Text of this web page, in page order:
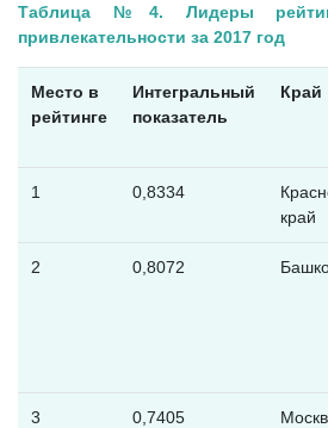
Таблица №4. Лидеры
привлекательности за 2017 год
Место в
рейтинге
Интегральный
показатель
Край
1 0,8334
край
2 0,8072
3 0,7405